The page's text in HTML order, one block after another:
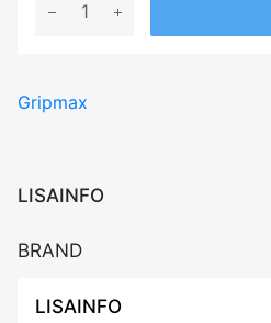
GRIPMAX
96Y
CCB71
kogus
Gripmax
LISAINFO
BRAND
LISAINFO